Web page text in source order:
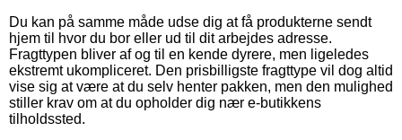
Du kan på samme måde udse dig at få produkterne sendt
hjem til hvor du bor eller ud til dit arbejdes adresse.
Fragttypen bliver af og til en kende dyrere, men ligeledes
ekstremt ukompliceret. Den prisbilligste fragttype vil dog altid
vise sig at være at du selv henter pakken, men den mulighed
stiller krav om at du opholder dig nær e-butikkens
tilholdssted.